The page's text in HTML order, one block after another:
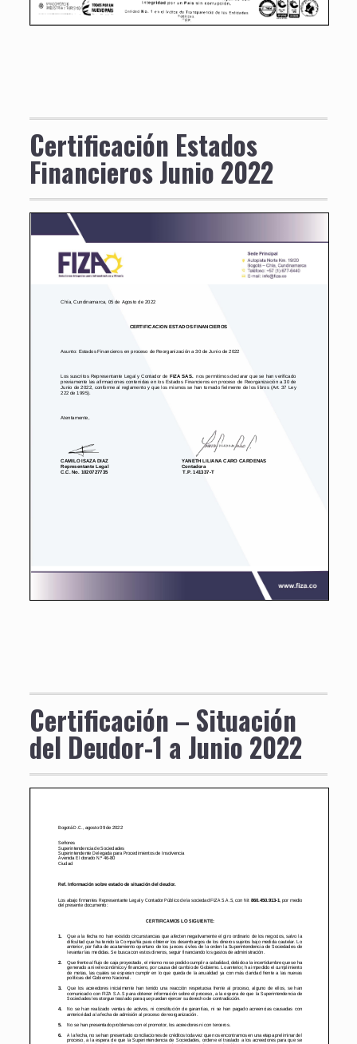
Certificación Estados
Financieros Junio 2022
Certificación – Situación
del Deudor-1 a Junio 2022